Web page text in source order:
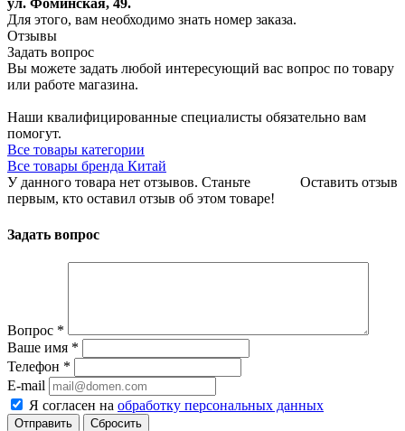
ул. Фоминская, 49.
Для этого, вам необходимо знать номер заказа.
Отзывы
Задать вопрос
Вы можете задать любой интересующий вас вопрос по товару
или работе магазина.
Наши квалифицированные специалисты обязательно вам
помогут.
Все товары категории
Все товары бренда Китай
Оставить отзыв
У данного товара нет отзывов. Станьте
первым, кто оставил отзыв об этом товаре!
Задать вопрос
Вопрос *
Ваше имя *
Телефон *
E-mail
Я согласен на обработку персональных данных
Сбросить